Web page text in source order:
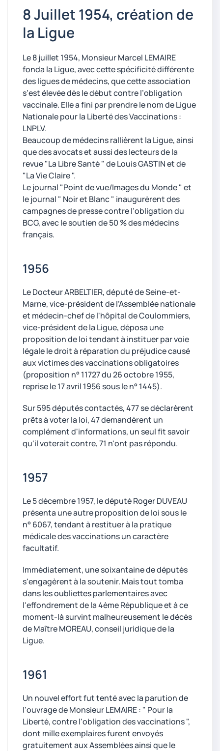
8 Juillet 1954, création de
la Ligue
Le 8 juillet 1954, Monsieur Marcel LEMAIRE
fonda la Ligue, avec cette spécificité différente
des ligues de médecins, que cette association
s’est élevée dès le début contre l’obligation
vaccinale. Elle a fini par prendre le nom de Ligue
Nationale pour la Liberté des Vaccinations :
LNPLV.
Beaucoup de médecins rallièrent la Ligue, ainsi
que des avocats et aussi des lecteurs de la
revue "La Libre Santé " de Louis GASTIN et de
"La Vie Claire ".
Le journal "Point de vue/Images du Monde " et
le journal " Noir et Blanc " inaugurèrent des
campagnes de presse contre l'obligation du
BCG, avec le soutien de 50 % des médecins
français.
1956
Le Docteur ARBELTIER, député de Seine-et-
Marne, vice-président de l’Assemblée nationale
et médecin-chef de l'hôpital de Coulommiers,
vice-président de la Ligue, déposa une
proposition de loi tendant à instituer par voie
légale le droit à réparation du préjudice causé
aux victimes des vaccinations obligatoires
(proposition n° 11727 du 26 octobre 1955,
reprise le 17 avril 1956 sous le n° 1445).
Sur 595 députés contactés, 477 se déclarèrent
prêts à voter la loi, 47 demandèrent un
complément d'informations, un seul fit savoir
qu'il voterait contre, 71 n'ont pas répondu.
1957
Le 5 décembre 1957, le député Roger DUVEAU
présenta une autre proposition de loi sous le
n° 6067, tendant à restituer à la pratique
médicale des vaccinations un caractère
facultatif.
Immédiatement, une soixantaine de députés
s'engagèrent à la soutenir. Mais tout tomba
dans les oubliettes parlementaires avec
l'effondrement de la 4ème République et à ce
moment-là survint malheureusement le décès
de Maître MOREAU, conseil juridique de la
Ligue.
1961
Un nouvel effort fut tenté avec la parution de
l'ouvrage de Monsieur LEMAIRE : " Pour la
Liberté, contre l'obligation des vaccinations ",
dont mille exemplaires furent envoyés
gratuitement aux Assemblées ainsi que le